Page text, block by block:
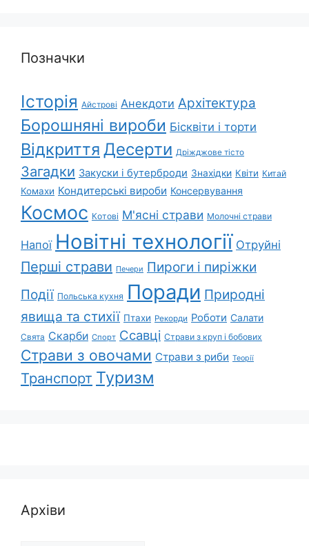
Позначки
Історія Айстрові Анекдоти Архітектура
Борошняні вироби Бісквіти і торти
Відкриття Десерти Дріжджове тісто
Загадки Закуски і бутерброди Знахідки Квіти Китай
Комахи Кондитерські вироби Консервування
Космос Котові М'ясні страви Молочні страви
Напої Новітні технології Отруйні
Перші страви Печери Пироги і пиріжки
Події Польська кухня Поради Природні
явища та стихії Птахи Рекорди Роботи Салати
Свята Скарби Спорт Ссавці Страви з круп і бобових
Страви з овочами Страви з риби Теорії
Транспорт Туризм
Архіви